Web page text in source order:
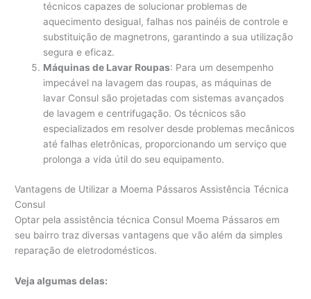
técnicos capazes de solucionar problemas de
aquecimento desigual, falhas nos painéis de controle e
substituição de magnetrons, garantindo a sua utilização
segura e eficaz.
Máquinas de Lavar Roupas: Para um desempenho
impecável na lavagem das roupas, as máquinas de
lavar Consul são projetadas com sistemas avançados
de lavagem e centrifugação. Os técnicos são
especializados em resolver desde problemas mecânicos
até falhas eletrônicas, proporcionando um serviço que
prolonga a vida útil do seu equipamento.
Vantagens de Utilizar a Moema Pássaros Assistência Técnica
Consul
Optar pela assistência técnica Consul Moema Pássaros em
seu bairro traz diversas vantagens que vão além da simples
reparação de eletrodomésticos.
Veja algumas delas: